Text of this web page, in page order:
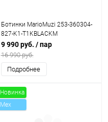
Ботинки MarioMuzi 253-360304-
827-K1-T1KBLACKM
9 990 руб. / пар
16 990 руб.
Подробнее
Новинка
Mex